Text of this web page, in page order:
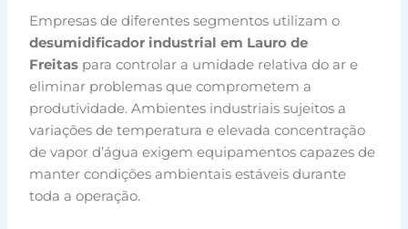
Empresas de diferentes segmentos utilizam o
desumidificador industrial em Lauro de
Freitas para controlar a umidade relativa do ar e
eliminar problemas que comprometem a
produtividade. Ambientes industriais sujeitos a
variações de temperatura e elevada concentração
de vapor d’água exigem equipamentos capazes de
manter condições ambientais estáveis durante
toda a operação.